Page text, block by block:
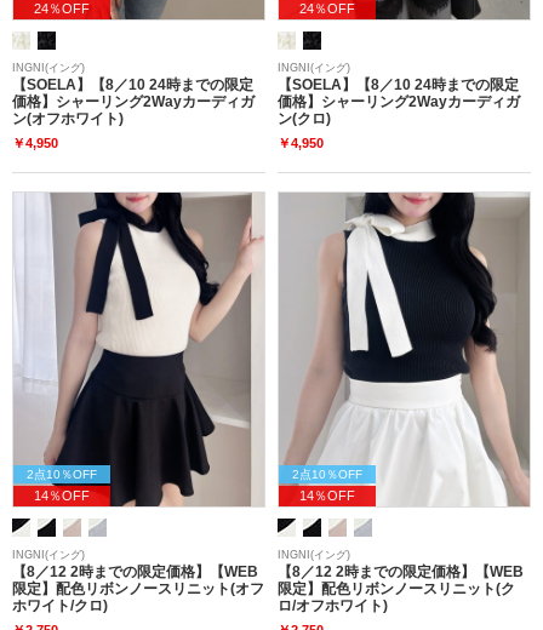
24％OFF
INGNI(イング)
【SOELA】【8／10 24時までの限定
価格】シャーリング2Wayカーディガ
ン(オフホワイト)
￥4,950
24％OFF
INGNI(イング)
【SOELA】【8／10 24時までの限定
価格】シャーリング2Wayカーディガ
ン(クロ)
￥4,950
2点10％OFF
14％OFF
INGNI(イング)
【8／12 2時までの限定価格】【WEB
限定】配色リボンノースリニット(オフ
ホワイト/クロ)
2点10％OFF
14％OFF
INGNI(イング)
【8／12 2時までの限定価格】【WEB
限定】配色リボンノースリニット(ク
ロ/オフホワイト)